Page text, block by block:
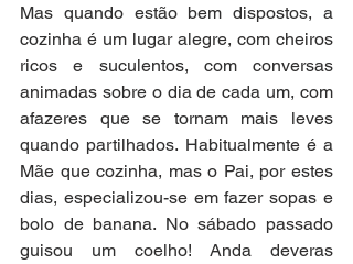
Mas quando estão bem dispostos, a
cozinha é um lugar alegre, com cheiros
ricos e suculentos, com conversas
animadas sobre o dia de cada um, com
afazeres que se tornam mais leves
quando partilhados. Habitualmente é a
Mãe que cozinha, mas o Pai, por estes
dias, especializou-se em fazer sopas e
bolo de banana. No sábado passado
guisou um coelho! Anda deveras